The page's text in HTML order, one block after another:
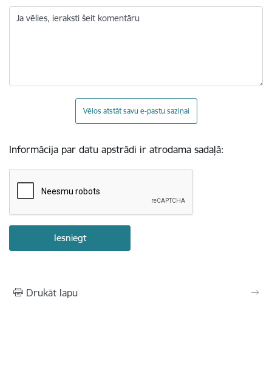
Ja vēlies, ieraksti šeit komentāru
Vēlos atstāt savu e-pastu saziņai
Informācija par datu apstrādi ir atrodama sadaļā:
Drukāt lapu